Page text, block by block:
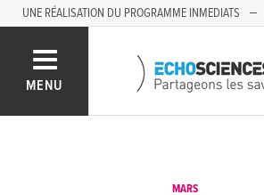
UNE RÉALISATION DU PROGRAMME INMEDIATS
MENU
MARS